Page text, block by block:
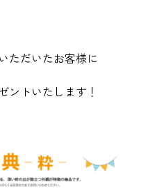
ただいたお客様に
ントいたします！